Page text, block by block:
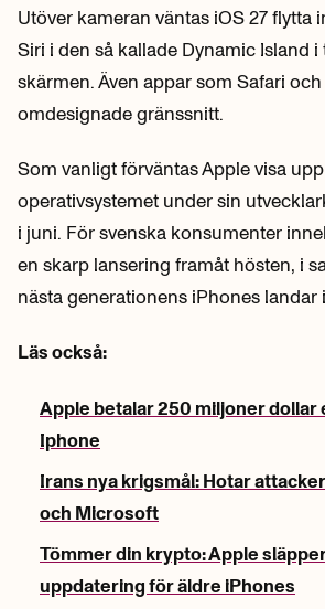
Utöver kameran väntas iOS 27 flytta
Siri i den så kallade Dynamic Island i
skärmen. Även appar som Safari
omdesignade gränssnitt.
Som vanligt förväntas Apple visa
operativsystemet under sin
i juni. För svenska konsumenter
en skarp lansering framåt hösten, i
nästa generationens iPhones landar
Läs också:
Apple betalar 250 miljoner
Iphone
Irans nya krigsmål: Hotar
och Microsoft
Tömmer din krypto: Apple
uppdatering för äldre iPhones